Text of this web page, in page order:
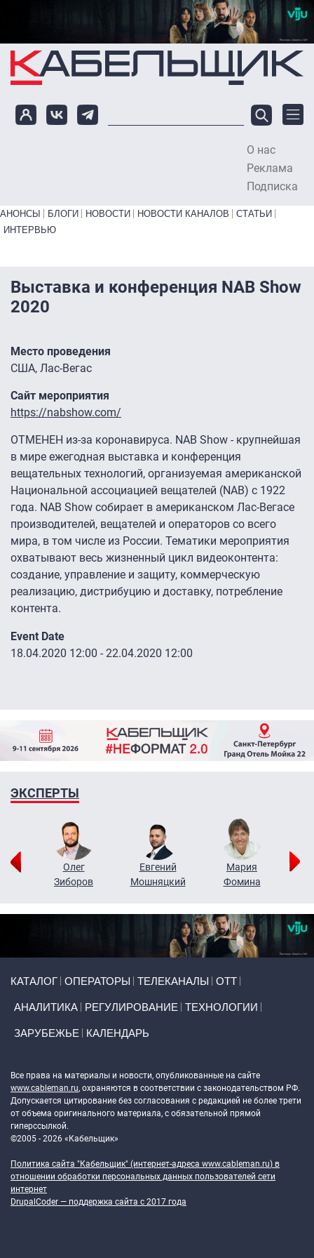
Перейти к основному содержанию
О нас
Реклама
Подписка
Primary links bottom
АНОНСЫ БЛОГИ НОВОСТИ НОВОСТИ КАНАЛОВ
СТАТЬИ
ИНТЕРВЬЮ
Выставка и конференция NAB Show
2020
Место проведения
США, Лас-Вегас
Сайт мероприятия
https://nabshow.com/
ОТМЕНЕН из-за коронавируса. NAB Show - крупнейшая
в мире ежегодная выставка и конференция
вещательных технологий, организуемая американской
Национальной ассоциацией вещателей (NAB) с 1922
года. NAB Show собирает в американском Лас-Вегасе
производителей, вещателей и операторов со всего
мира, в том числе из России. Тематики мероприятия
охватывают весь жизненный цикл видеоконтента:
создание, управление и защиту, коммерческую
реализацию, дистрибуцию и доставку, потребление
контента.
Event Date
18.04.2020 12:00 - 22.04.2020 12:00
ЭКСПЕРТЫ
Олег
Зиборов
Евгений
Мошняцкий
Мария
Фомина
КАТАЛОГ ОПЕРАТОРЫ ТЕЛЕКАНАЛЫ ОТТ
АНАЛИТИКА РЕГУЛИРОВАНИЕ ТЕХНОЛОГИИ
ЗАРУБЕЖЬЕ КАЛЕНДАРЬ
Все права на материалы и новости, опубликованные на сайте
www.cableman.ru, охраняются в соответствии с законодательством РФ.
Допускается цитирование без согласования с редакцией не более трети
от объема оригинального материала, с обязательной прямой
гиперссылкой.
©2005 - 2026 «Кабельщик»
Политика сайта "Кабельщик" (интернет-адреса www.cableman.ru) в
отношении обработки персональных данных пользователей сети
интернет
DrupalCoder — поддержка сайта c 2017 года